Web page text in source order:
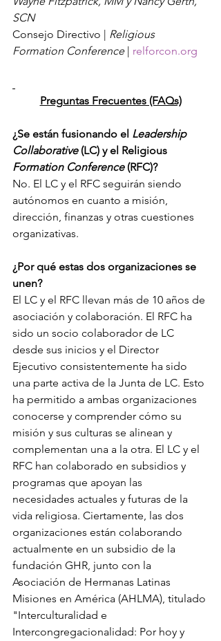
SCN
Consejo Directivo | Religious
Formation Conference | relforcon.org
Preguntas Frecuentes (FAQs)
¿Se están fusionando el Leadership
Collaborative (LC) y el Religious
Formation Conference (RFC)?
No. El LC y el RFC seguirán siendo
autónomos en cuanto a misión,
dirección, finanzas y otras cuestiones
organizativas.
¿Por qué estas dos organizaciones se
unen?
El LC y el RFC llevan más de 10 años de
asociación y colaboración. El RFC ha
sido un socio colaborador de LC
desde sus inicios y el Director
Ejecutivo consistentemente ha sido
una parte activa de la Junta de LC. Esto
ha permitido a ambas organizaciones
conocerse y comprender cómo su
misión y sus culturas se alinean y
complementan una a la otra. El LC y el
RFC han colaborado en subsidios y
programas que apoyan las
necesidades actuales y futuras de la
vida religiosa. Ciertamente, las dos
organizaciones están colaborando
actualmente en un subsidio de la
fundación GHR, junto con la
Asociación de Hermanas Latinas
Misiones en América (AHLMA), titulado
"Interculturalidad e
Intercongregacionalidad: Por hoy y